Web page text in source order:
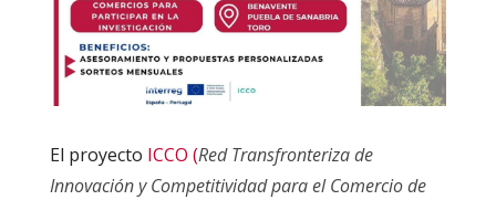
El proyecto ICCO (Red Transfronteriza de
Innovación y Competitividad para el Comercio de